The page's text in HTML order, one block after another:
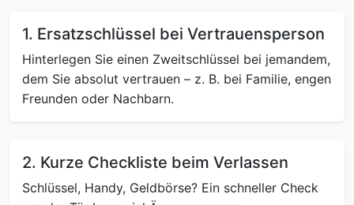
1. Ersatzschlüssel bei Vertrauensperson
Hinterlegen Sie einen Zweitschlüssel bei jemandem,
dem Sie absolut vertrauen – z. B. bei Familie, engen
Freunden oder Nachbarn.
2. Kurze Checkliste beim Verlassen
Schlüssel, Handy, Geldbörse? Ein schneller Check